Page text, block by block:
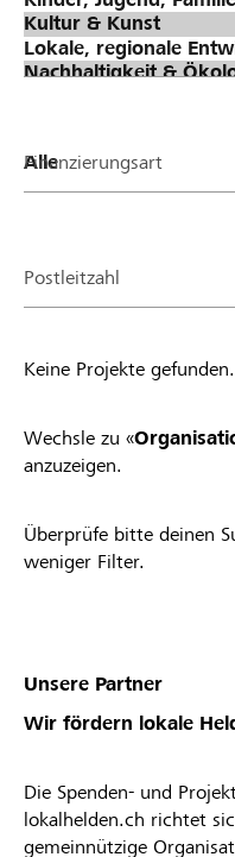
Finanzierungsart
Postleitzahl
Keine Projekte gefunden.
Wechsle zu «
anzuzeigen.
Überprüfe bitte deinen
weniger Filter.
Unsere Partner
Wir fördern lokale
Die Spenden- und
lokalhelden.ch richtet
gemeinnützige